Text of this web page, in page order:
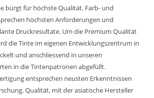
bürgt für höchste Qualität. Farb- und
höchsten Anforderungen und
Druckresultate. Um die Premium Qualität
die Tinte im eigenen Entwicklungszentrum in
und anschliessend in unseren
in die Tintenpatronen abgefüllt.
entsprechen neusten Erkenntnissen
Qualität, mit der asiatische Hersteller